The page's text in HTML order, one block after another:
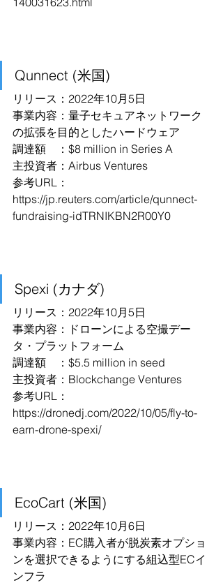
Qunnect (米国)
リリース：2022年10月5日
事業内容：量子セキュアネットワーク
の拡張を目的としたハードウェア
調達額　：$8 million in Series A
主投資者：Airbus Ventures
参考URL：
https://jp.reuters.com/article/qunnect-
fundraising-idTRNIKBN2R00Y0
Spexi (カナダ)
リリース：2022年10月5日
事業内容：ドローンによる空撮デー
タ・プラットフォーム
調達額　：$5.5 million in seed
主投資者：Blockchange Ventures
参考URL：
https://dronedj.com/2022/10/05/fly-to-
earn-drone-spexi/
EcoCart (米国)
リリース：2022年10月6日
事業内容：EC購入者が脱炭素オプショ
ンを選択できるようにする組込型ECイ
ンフラ